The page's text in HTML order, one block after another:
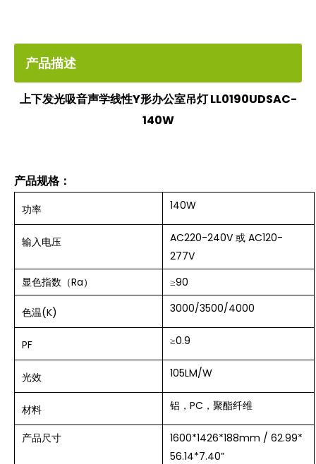
产品描述
上下发光吸音声学线性Y形办公室吊灯 LL0190UDSAC-
140W
产品规格：
功率 140W
输入电压
AC220-240V 或 AC120-
277V
显色指数（Ra）
≥90
色温(K) 3000/3500/4000
PF ≥0.9
光效 105LM/W
材料 铝，PC，聚酯纤维
产品尺寸 1600*1426*188mm / 62.99*
56.14*7.40”